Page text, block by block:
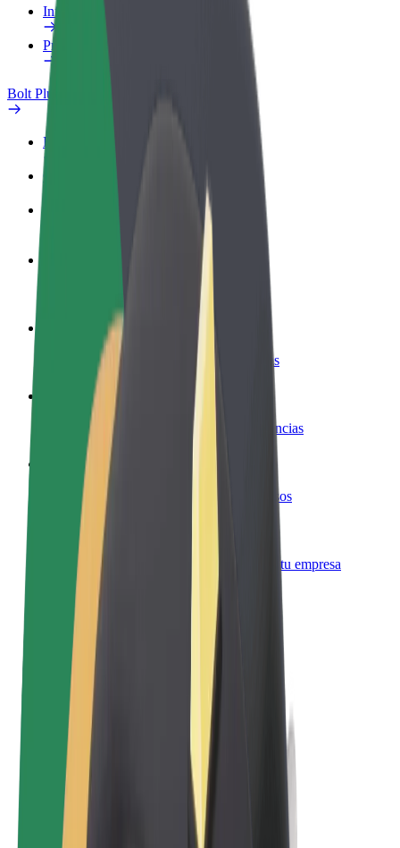
Informar de un problema
Preguntas frecuentes
Bolt Plus
Beneficios
Cómo unirse
Gana dinero colaborando con Bolt
Colaborar como repartidor
Reparte comida y cobra todas las semanas
Añadir un restaurante o tienda
Llega a más clientes y maximiza tus ganancias
Registrarse como propietario de flota
Añade tu flota a Bolt y potencia tus ingresos
Bolt para empresas
Productos y servicios de Bolt adaptados a tu empresa
Términos y Condiciones
Privacidad
Cookies
© 2026 Bolt Technology OÜ
Productos
Viajes